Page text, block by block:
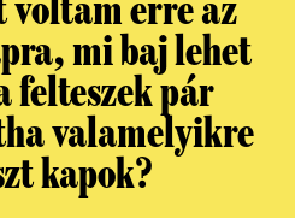
erre az
mi baj lehet
felteszek pár
valamelyikre
kapok?